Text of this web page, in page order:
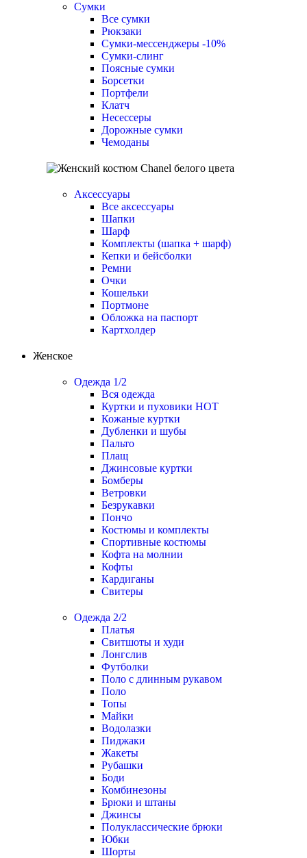
Сумки
Все сумки
Рюкзаки
Сумки-мессенджеры -10%
Cумки-слинг
Поясные сумки
Борсетки
Портфели
Клатч
Несессеры
Дорожные сумки
Чемоданы
Аксессуары
Все аксессуары
Шапки
Шарф
Комплекты (шапка + шарф)
Кепки и бейсболки
Ремни
Очки
Кошельки
Портмоне
Обложка на паспорт
Картхолдер
Женское
Одежда 1/2
Вся одежда
Куртки и пуховики HOT
Кожаные куртки
Дубленки и шубы
Пальто
Плащ
Джинсовые куртки
Бомберы
Ветровки
Безрукавки
Пончо
Костюмы и комплекты
Спортивные костюмы
Кофта на молнии
Кофты
Кардиганы
Свитеры
Одежда 2/2
Платья
Свитшоты и худи
Лонгслив
Футболки
Поло с длинным рукавом
Поло
Топы
Майки
Водолазки
Пиджаки
Жакеты
Рубашки
Боди
Комбинезоны
Брюки и штаны
Джинсы
Полуклассические брюки
Юбки
Шорты